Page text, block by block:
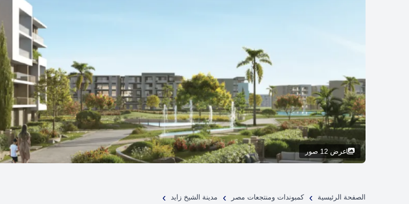
عرض 12 صور
الصفحة الرئيسية › كمبوندات ومنتجعات مصر › مدينة الشيخ زايد ›